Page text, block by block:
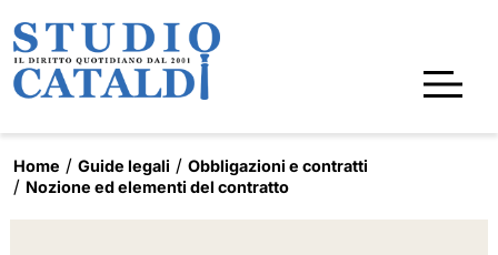
Home Guide legali
Obbligazioni e contratti
Nozione ed elementi del contratto